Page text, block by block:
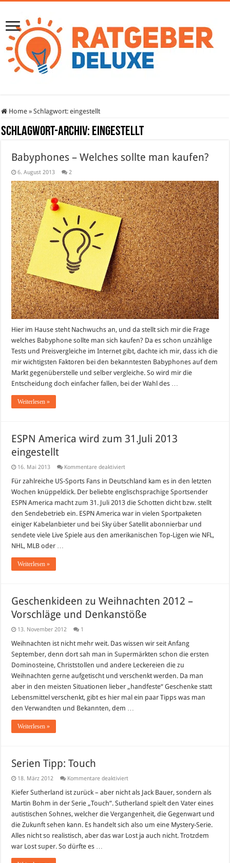
Home » Schlagwort:eingestellt
Schlagwort-Archiv: eingestellt
Babyphones – Welches sollte man kaufen?
6. August 2013 2
Hier im Hause steht Nachwuchs an, und da stellt sich mir die Frage
welches Babyphone sollte man sich kaufen? Da es schon unzählige
Tests und Preisvergleiche im Internet gibt, dachte ich mir, dass ich die
mir wichtigsten Faktoren bei den bekanntesten Babyphones auf dem
Markt gegenüberstelle und selber vergleiche. So wird mir die
Entscheidung doch einfacher fallen, bei der Wahl des …
Weiterlesen »
ESPN America wird zum 31.Juli 2013
eingestellt
16. Mai 2013 Kommentare deaktiviertfür
America
zum
31.Juli
2013
eingestellt
Für zahlreiche US-Sports Fans in Deutschland kam es in den letzten
Wochen knüppeldick. Der beliebte englischsprachige Sportsender
ESPN America macht zum 31. Juli 2013 die Schotten dicht bzw. stellt
den Sendebetrieb ein. ESPN America war in vielen Sportpaketen
einiger Kabelanbieter und bei Sky über Satellit abonnierbar und
sendete viele Live Spiele aus den amerikanischen Top-Ligen wie NFL,
NHL, MLB oder …
Weiterlesen »
Geschenkideen zu Weihnachten 2012 –
Vorschläge und Denkanstöße
13. November 2012 1
Weihnachten ist nicht mehr weit. Das wissen wir seit Anfang
September, denn dort sah man in Supermärkten schon die ersten
Dominosteine, Christstollen und andere Leckereien die zu
Weihnachten gerne aufgetischt und verschenkt werden. Da man
aber in den meisten Situationen lieber „handfeste“ Geschenke statt
Lebensmittel verschenkt, gibt es hier mal ein paar Tipps was man
den Verwandten und Bekannten, dem …
Weiterlesen »
Serien Tipp: Touch
18. März 2012 Kommentare deaktiviertfür
Tipp:
Touch
Kiefer Sutherland ist zurück – aber nicht als Jack Bauer, sondern als
Martin Bohm in der Serie „Touch“. Sutherland spielt den Vater eines
autistischen Sohnes, welcher die Vergangenheit, die Gegenwart und
die Zukunft sehen kann. Es handelt sich also um eine Mystery-Serie.
Alles nicht so realistisch, aber das war Lost ja auch nicht. Trotzdem
war Lost super. So dürfte es …